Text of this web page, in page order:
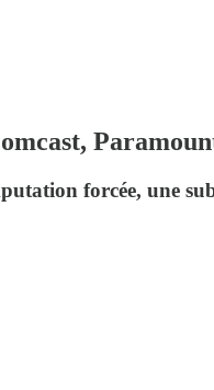
forcée, une